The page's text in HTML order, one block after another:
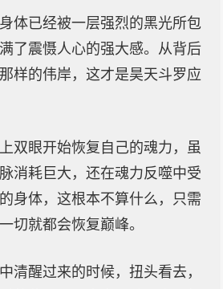
体已经被一层强烈的黑光所包
了震慑人心的强大感。从背后
样的伟岸，这才是昊天斗罗应
双眼开始恢复自己的魂力，虽
消耗巨大，还在魂力反噬中受
身体，这根本不算什么，只需
切就都会恢复巅峰。
清醒过来的时候，扭头看去，